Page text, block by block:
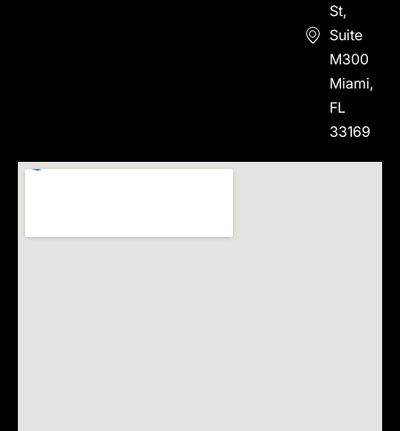
St,
Suite
M300
Miami,
FL
33169